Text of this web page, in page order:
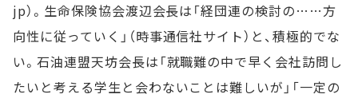
jp）。生命保険協会渡辺会長は「経団連の検討の……方
向性に従っていく」（時事通信社サイト）と、積極的でな
い。石油連盟天坊会長は「就職難の中で早く会社訪問し
たいと考える学生と会わないことは難しいが」「一定の